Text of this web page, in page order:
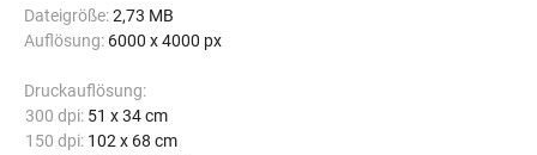
Dateigröße:2,73 MB
Auflösung: 6000 x 4000 px
Druckauflösung:
300 dpi: 51 x 34 cm
150 dpi: 102 x 68 cm